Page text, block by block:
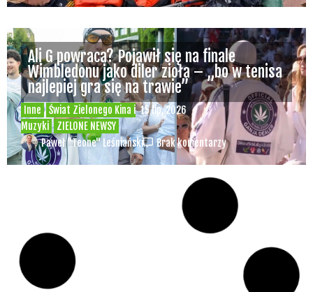
Świat Palaczy
Świat Prawa i
legalizacji marihuany
ZIELONE
NEWSY
07 lip, 2026
Depenalizacji marihuany nie będzie – opinia
Biura Ekspertyz i Oceny Skutków Regulacji
nie pozostawia na projekcie suchej nitki, a
to nie jedyny problem
Paweł "Teone" Leśniański 10 komentarzy
Świat Medycznej Marihuany
Prawa i legalizacji marihuany
Rozmowa WeedNews – Produkcja
medycznej marihuany w Polsce – Konrad
Palka, prezes Panaceum Cannmed [VIDEO]